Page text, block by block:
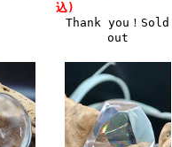
込)
Thank you！Sold
out